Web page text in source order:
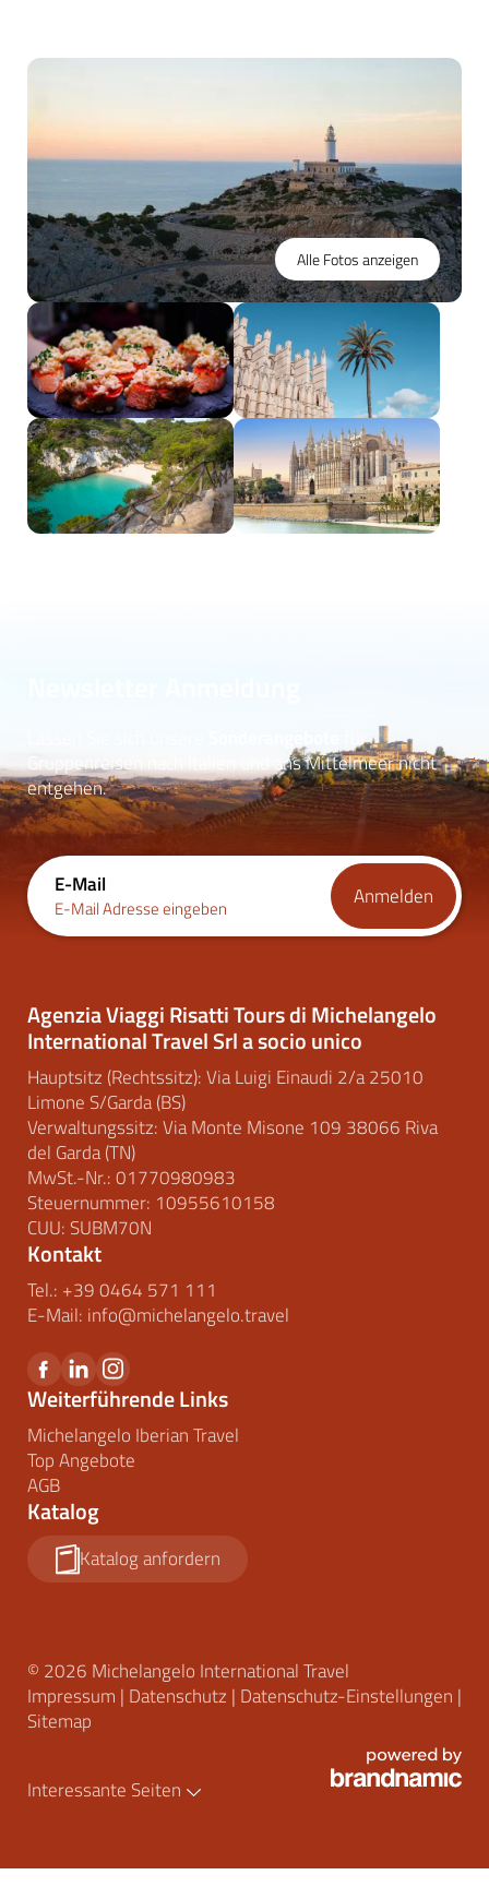
Alle Fotos anzeigen
für
Gruppenreisen nach Italien und ans Mittelmeer nicht
entgehen.
E-Mail
E-Mail Adresse eingeben Anmelden
Agenzia Viaggi Risatti Tours di Michelangelo
International Travel Srl a socio unico
Hauptsitz (Rechtssitz): Via Luigi Einaudi 2/a 25010
Limone S/Garda (BS)
Verwaltungssitz: Via Monte Misone 109 38066 Riva
del Garda (TN)
MwSt.-Nr.: 01770980983
Steuernummer: 10955610158
CUU: SUBM70N
Kontakt
Tel.: +39 0464 571 111
E-Mail: info@michelangelo.travel
Weiterführende Links
Michelangelo Iberian Travel
Top Angebote
AGB
Katalog
Katalog anfordern
© 2026 Michelangelo International Travel
Impressum | Datenschutz | Datenschutz-Einstellungen |
Sitemap
Interessante Seiten